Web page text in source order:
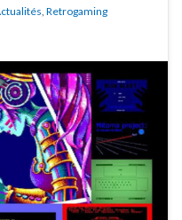
, Retrogaming